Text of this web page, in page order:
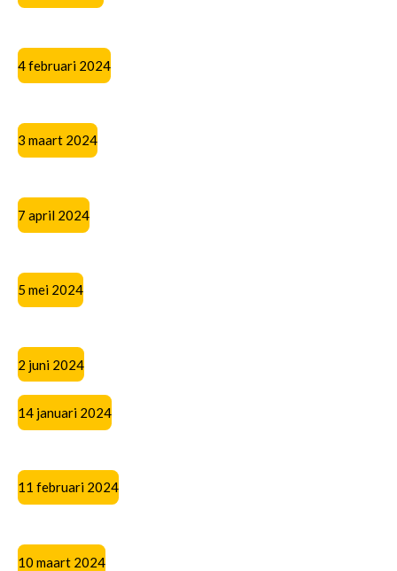
4 februari 2024
3 maart 2024
7 april 2024
5 mei 2024
2 juni 2024
14 januari 2024
11 februari 2024
10 maart 2024